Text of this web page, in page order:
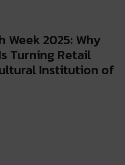
Week 2025: Why
Turning Retail
Institution of